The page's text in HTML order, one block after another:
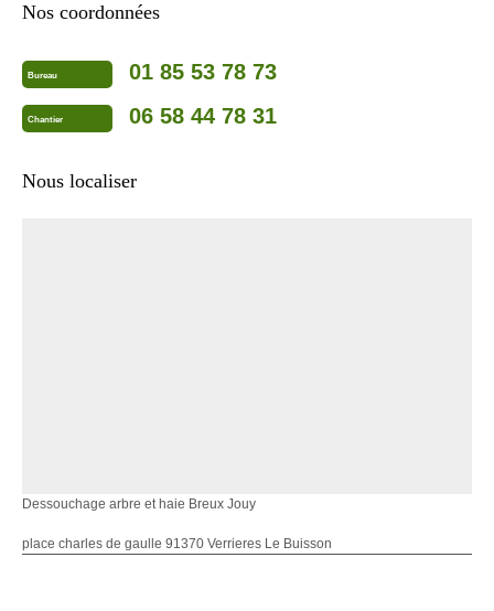
Nos coordonnées
Bureau 01 85 53 78 73
Chantier 06 58 44 78 31
Nous localiser
Dessouchage arbre et haie Breux Jouy
place charles de gaulle 91370 Verrieres Le Buisson